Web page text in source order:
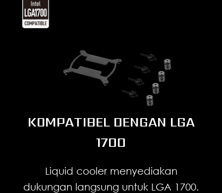
KOMPATIBEL DENGAN LGA
1700
Liquid cooler menyediakan
dukungan langsung untuk LGA 1700.